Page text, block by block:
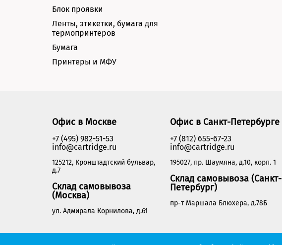
Блок проявки
Ленты, этикетки, бумага для
термопринтеров
Бумага
Принтеры и МФУ
Офис в Москве
+7 (495) 982-51-53
info@cartridge.ru
125212, Кронштадтский бульвар,
д.7
Склад самовывоза
(Москва)
ул. Адмирала Корнилова, д.61
Офис в Санкт-Петербурге
+7 (812) 655-67-23
info@cartridge.ru
195027, пр. Шаумяна, д.10, корп. 1
Склад самовывоза (Санкт-
Петербург)
пр-т Маршала Блюхера, д.78Б